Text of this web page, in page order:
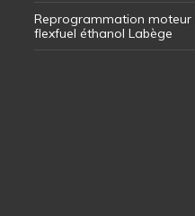
Reprogrammation moteur
flexfuel éthanol Labège